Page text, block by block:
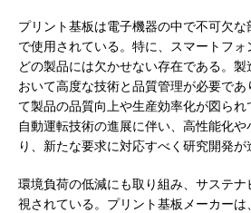
プリント基板は電子機器の中で不可欠
で使用されている。特に、スマートフ
どの製品には欠かせない存在である。
おいて高度な技術と品質管理が必要で
て製品の品質向上や生産効率化が図ら
自動運転技術の進展に伴い、高性能化
り、新たな要求に対応すべく研究開発が
環境負荷の低減にも取り組み、サステ
視されている。プリント基板メーカー